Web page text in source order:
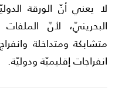
يعني أنّ الورقة الدوليّة
لأنّ الملفات
ومتداخلة
إقليميّة ودوليّة.